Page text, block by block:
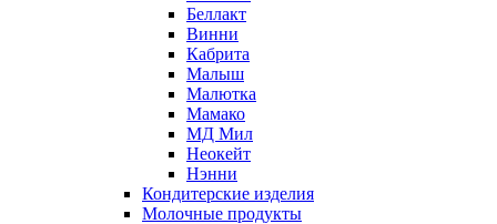
Беллакт
Винни
Кабрита
Малыш
Малютка
Мамако
МД Мил
Неокейт
Нэнни
Кондитерские изделия
Молочные продукты